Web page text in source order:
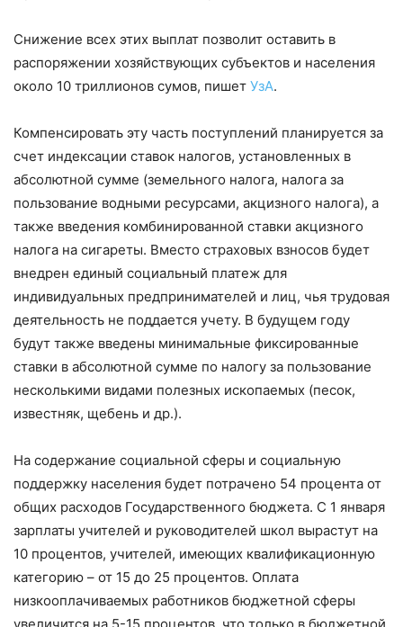
Снижение всех этих выплат позволит оставить в
распоряжении хозяйствующих субъектов и населения
около 10 триллионов сумов, пишет УзА.
Компенсировать эту часть поступлений планируется за
счет индексации ставок налогов, установленных в
абсолютной сумме (земельного налога, налога за
пользование водными ресурсами, акцизного налога), а
также введения комбинированной ставки акцизного
налога на сигареты. Вместо страховых взносов будет
внедрен единый социальный платеж для
индивидуальных предпринимателей и лиц, чья трудовая
деятельность не поддается учету. В будущем году
будут также введены минимальные фиксированные
ставки в абсолютной сумме по налогу за пользование
несколькими видами полезных ископаемых (песок,
известняк, щебень и др.).
На содержание социальной сферы и социальную
поддержку населения будет потрачено 54 процента от
общих расходов Государственного бюджета. С 1 января
зарплаты учителей и руководителей школ вырастут на
10 процентов, учителей, имеющих квалификационную
категорию – от 15 до 25 процентов. Оплата
низкооплачиваемых работников бюджетной сферы